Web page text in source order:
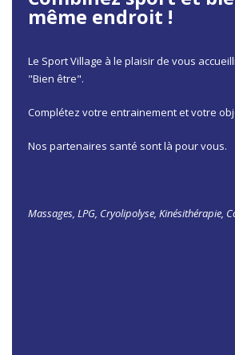
même endroit !
Le Sport Village à le plaisir de vous
"Bien être".
Complétez votre entrainement et votre
Nos partenaires santé sont là pour vous.
Massages, LPG, Cryolipolyse, Kinésithérapie,